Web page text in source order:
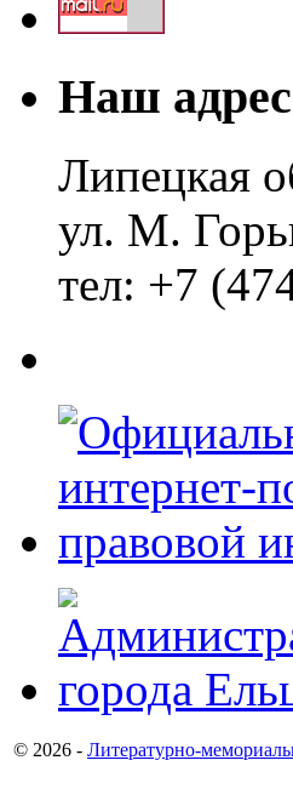
Наш
Липецкая
ул. М.
тел: +7
© 2026 - Литературно-